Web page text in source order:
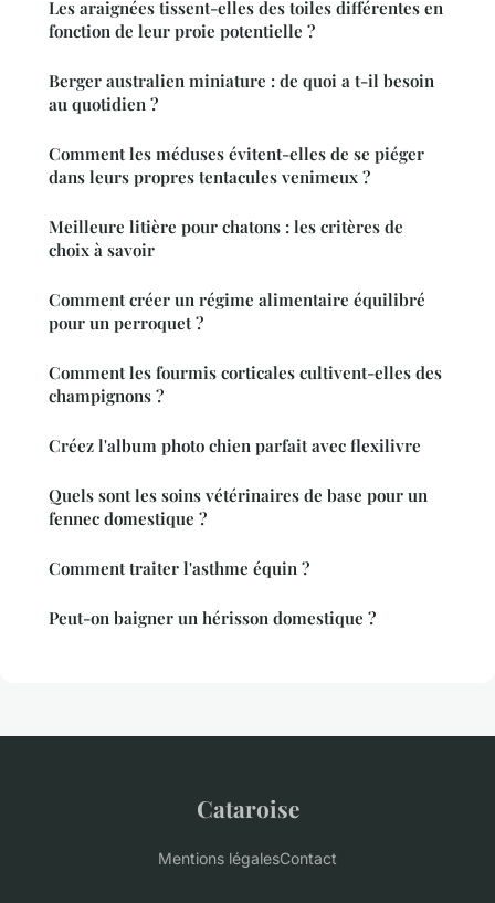
Les araignées tissent-elles des toiles différentes en
fonction de leur proie potentielle ?
Berger australien miniature : de quoi a t-il besoin
au quotidien ?
Comment les méduses évitent-elles de se piéger
dans leurs propres tentacules venimeux ?
Meilleure litière pour chatons : les critères de
choix à savoir
Comment créer un régime alimentaire équilibré
pour un perroquet ?
Comment les fourmis corticales cultivent-elles des
champignons ?
Créez l'album photo chien parfait avec flexilivre
Quels sont les soins vétérinaires de base pour un
fennec domestique ?
Comment traiter l'asthme équin ?
Peut-on baigner un hérisson domestique ?
Cataroise
Mentions légalesContact